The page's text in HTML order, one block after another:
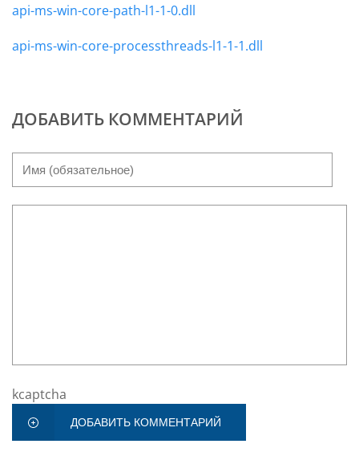
api-ms-win-core-path-l1-1-0.dll
api-ms-win-core-processthreads-l1-1-1.dll
ДОБАВИТЬ КОММЕНТАРИЙ
kcaptcha
ДОБАВИТЬ КОММЕНТАРИЙ